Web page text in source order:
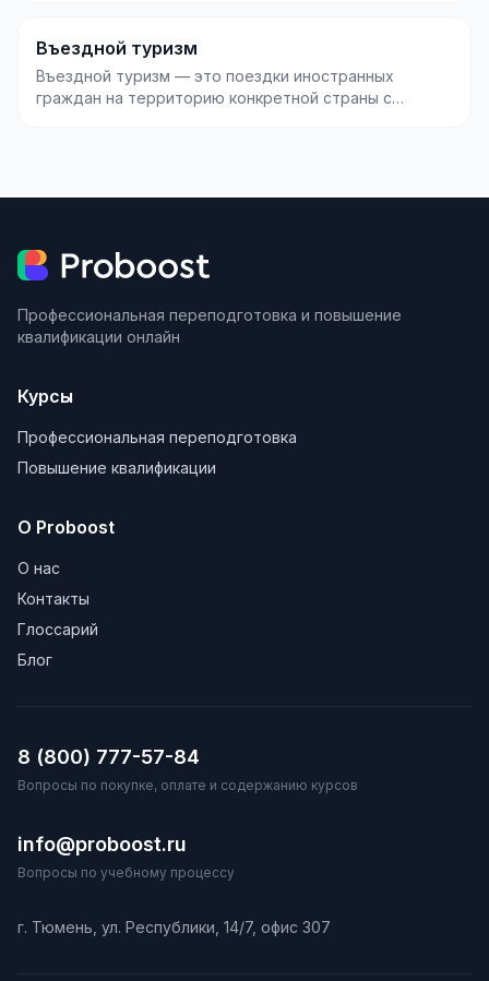
Въездной туризм
Въездной туризм — это поездки иностранных
граждан на территорию конкретной страны с
Профессиональная переподготовка и повышение
квалификации онлайн
Курсы
Профессиональная переподготовка
Повышение квалификации
О Proboost
О нас
Контакты
Глоссарий
Блог
8 (800) 777-57-84
Вопросы по покупке, оплате и содержанию курсов
info@proboost.ru
Вопросы по учебному процессу
г. Тюмень, ул. Республики, 14/7, офис 307